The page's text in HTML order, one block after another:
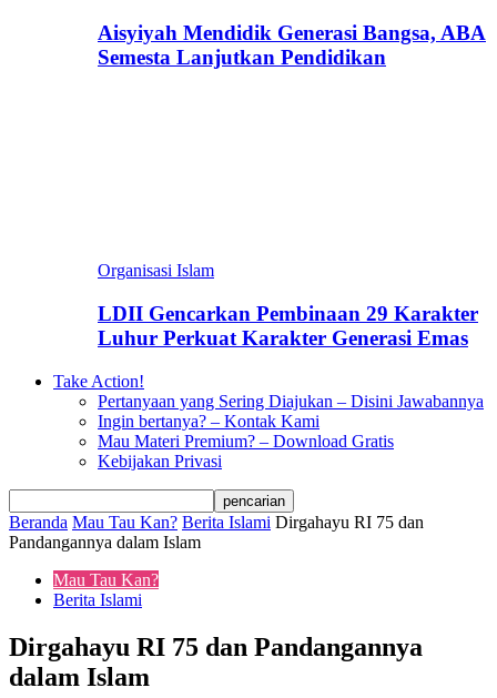
Aisyiyah Mendidik Generasi Bangsa, ABA
Semesta Lanjutkan Pendidikan
Organisasi Islam
LDII Gencarkan Pembinaan 29 Karakter
Luhur Perkuat Karakter Generasi Emas
Take Action!
Pertanyaan yang Sering Diajukan – Disini Jawabannya
Ingin bertanya? – Kontak Kami
Mau Materi Premium? – Download Gratis
Kebijakan Privasi
Beranda Mau Tau Kan? Berita Islami Dirgahayu RI 75 dan
Pandangannya dalam Islam
Mau Tau Kan?
Berita Islami
Dirgahayu RI 75 dan Pandangannya
dalam Islam